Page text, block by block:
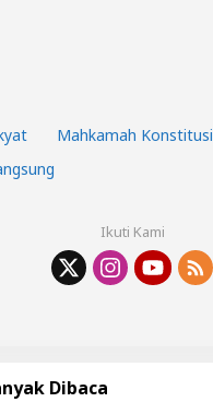
Mahkamah Konstitusi
Ikuti Kami
Dibaca